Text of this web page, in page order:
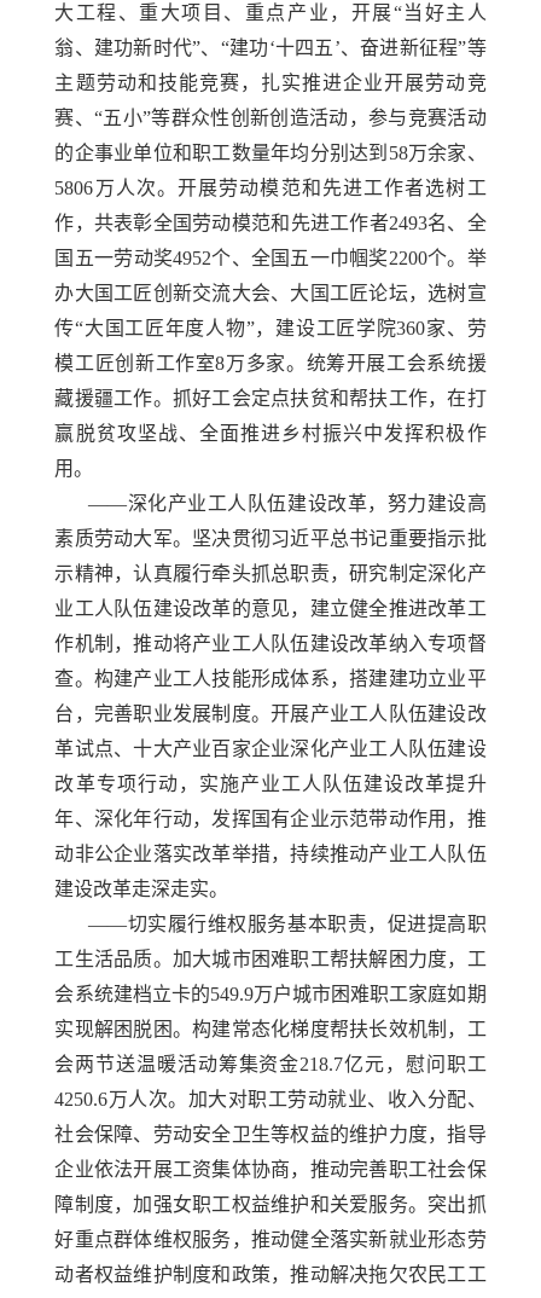
大工程、重大项目、重点产业，开展“当好主人
翁、建功新时代”、“建功‘十四五’、奋进新征程”等
主题劳动和技能竞赛，扎实推进企业开展劳动竞
赛、“五小”等群众性创新创造活动，参与竞赛活动
的企事业单位和职工数量年均分别达到58万余家、
5806万人次。开展劳动模范和先进工作者选树工
作，共表彰全国劳动模范和先进工作者2493名、全
国五一劳动奖4952个、全国五一巾帼奖2200个。举
办大国工匠创新交流大会、大国工匠论坛，选树宣
传“大国工匠年度人物”，建设工匠学院360家、劳
模工匠创新工作室8万多家。统筹开展工会系统援
藏援疆工作。抓好工会定点扶贫和帮扶工作，在打
赢脱贫攻坚战、全面推进乡村振兴中发挥积极作
用。
——深化产业工人队伍建设改革，努力建设高
素质劳动大军。坚决贯彻习近平总书记重要指示批
示精神，认真履行牵头抓总职责，研究制定深化产
业工人队伍建设改革的意见，建立健全推进改革工
作机制，推动将产业工人队伍建设改革纳入专项督
查。构建产业工人技能形成体系，搭建建功立业平
台，完善职业发展制度。开展产业工人队伍建设改
革试点、十大产业百家企业深化产业工人队伍建设
改革专项行动，实施产业工人队伍建设改革提升
年、深化年行动，发挥国有企业示范带动作用，推
动非公企业落实改革举措，持续推动产业工人队伍
建设改革走深走实。
——切实履行维权服务基本职责，促进提高职
工生活品质。加大城市困难职工帮扶解困力度，工
会系统建档立卡的549.9万户城市困难职工家庭如期
实现解困脱困。构建常态化梯度帮扶长效机制，工
会两节送温暖活动筹集资金218.7亿元，慰问职工
4250.6万人次。加大对职工劳动就业、收入分配、
社会保障、劳动安全卫生等权益的维护力度，指导
企业依法开展工资集体协商，推动完善职工社会保
障制度，加强女职工权益维护和关爱服务。突出抓
好重点群体维权服务，推动健全落实新就业形态劳
动者权益维护制度和政策，推动解决拖欠农民工工